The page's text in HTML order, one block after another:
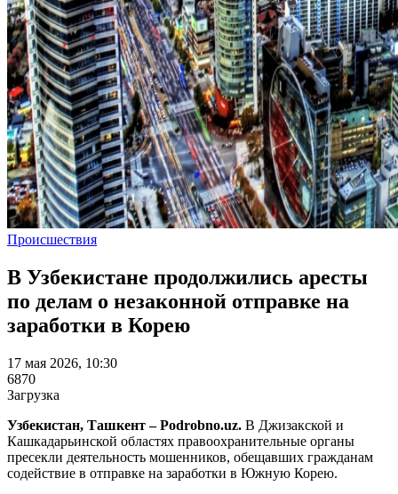
Происшествия
В Узбекистане продолжились аресты
по делам о незаконной отправке на
заработки в Корею
17 мая 2026, 10:30
6870
Загрузка
Узбекистан, Ташкент – Podrobno.uz. В Джизакской и
Кашкадарьинской областях правоохранительные органы
пресекли деятельность мошенников, обещавших гражданам
содействие в отправке на заработки в Южную Корею.